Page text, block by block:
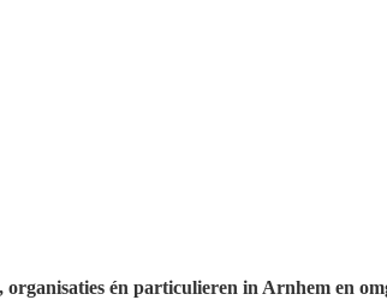
én particulieren in Arnhem en